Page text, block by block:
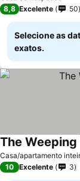
8,8 Excelente 50
Selecione as
exatos.
Casa/apartamento
The
10 Excelente 3